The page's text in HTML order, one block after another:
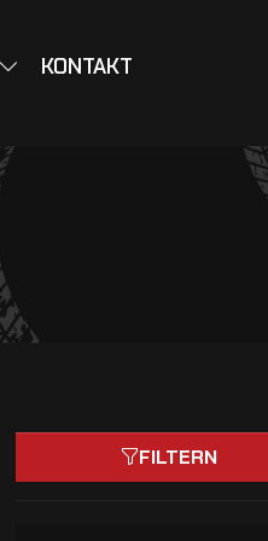
KONTAKT
FILTERN